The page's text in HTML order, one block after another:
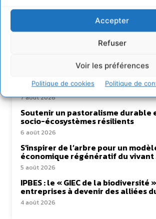
Accepter
Refuser
Voir les préférences
Politique de cookies Politique de
Transformer les territoires par le
coopération avec un Commun
d’Accompagnement des
7 août 2026
Soutenir un pastoralisme durable
socio-écosystèmes résilients
6 août 2026
S’inspirer de l’arbre pour un
économique régénératif du vivant
5 août 2026
IPBES : le « GIEC de la
entreprises à devenir des alliées
4 août 2026